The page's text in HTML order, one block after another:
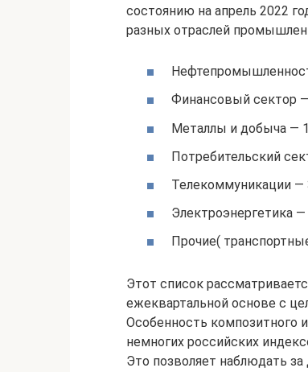
состоянию на апрель 2022
разных отраслей
Финансовый сектор —
Металлы и добыча —
Потребительский
Телекоммуникации —
Электроэнергетика —
Прочие(
Этот список
ежеквартальной основе с
Особенность композитного
немногих российских
Это позволяет наблюдать